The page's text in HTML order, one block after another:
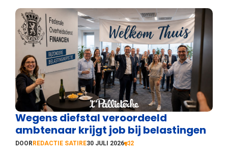
Wegens diefstal veroordeeld
ambtenaar krijgt job bij belastingen
DOORREDACTIE SATIRE30 JULI 2026 2